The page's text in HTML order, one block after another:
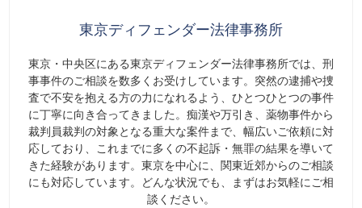
東京ディフェンダー法律事務所
東京・中央区にある東京ディフェンダー法律事務所では、刑
事事件のご相談を数多くお受けしています。突然の逮捕や捜
査で不安を抱える方の力になれるよう、ひとつひとつの事件
に丁寧に向き合ってきました。痴漢や万引き、薬物事件から
裁判員裁判の対象となる重大な案件まで、幅広いご依頼に対
応しており、これまでに多くの不起訴・無罪の結果を導いて
きた経験があります。東京を中心に、関東近郊からのご相談
にも対応しています。どんな状況でも、まずはお気軽にご相
談ください。